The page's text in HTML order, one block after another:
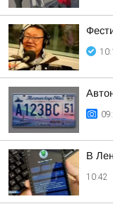
В
10:42